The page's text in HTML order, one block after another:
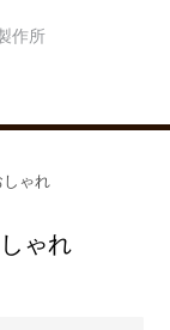
ゃれ
ゃれ